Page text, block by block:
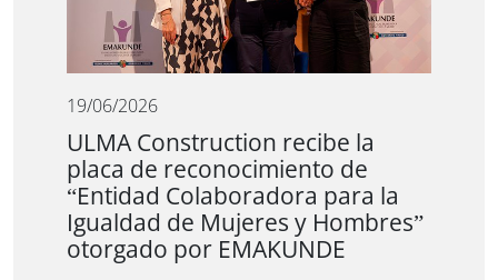
19/06/2026
ULMA Construction recibe la
placa de reconocimiento de
“Entidad Colaboradora para la
Igualdad de Mujeres y Hombres”
otorgado por EMAKUNDE